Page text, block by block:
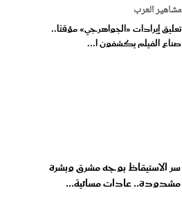
مشاهير العرب
تعليق إيرادات «الجواهرجي» مؤقتًا..
صناع الفيلم يكشفون ا...
سر الاستيقاظ بوجه مشرق وبشرة
مشدودة.. عادات مسائية...